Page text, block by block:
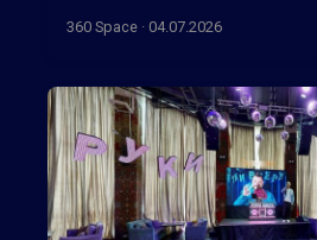
360 Space · 04.07.2026